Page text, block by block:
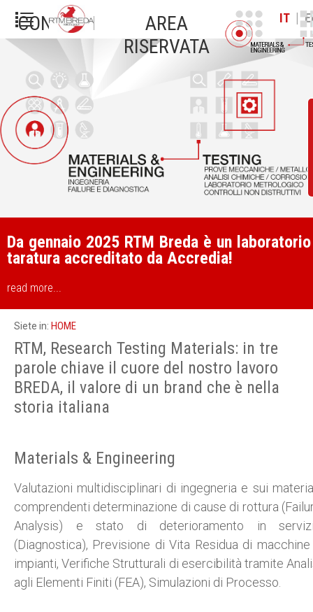
IT |
CONTATTI
AREA
RISERVATA
Da gennaio 2025 RTM Breda è un
taratura accreditato da Accredia!
read more...
Siete in: HOME
RTM, Research Testing Materials: in tre
parole chiave il cuore del nostro lavoro
BREDA, il valore di un brand che è nella
storia italiana
Materials & Engineering
Valutazioni multidisciplinari di ingegneria e sui
comprendenti determinazione di cause di rottura
Analysis) e stato di deterioramento in
(Diagnostica), Previsione di Vita Residua di
impianti, Verifiche Strutturali di esercibilità tramite
agli Elementi Finiti (FEA), Simulazioni di Processo.